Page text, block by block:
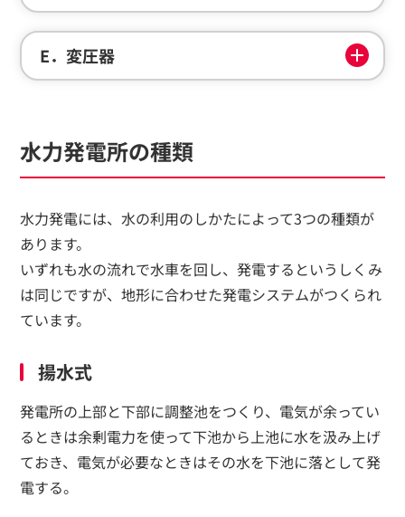
E．変圧器
水力発電所の種類
水力発電には、水の利用のしかたによって3つの種類が
あります。
いずれも水の流れで水車を回し、発電するというしくみ
は同じですが、地形に合わせた発電システムがつくられ
ています。
揚水式
発電所の上部と下部に調整池をつくり、電気が余ってい
るときは余剰電力を使って下池から上池に水を汲み上げ
ておき、電気が必要なときはその水を下池に落として発
電する。